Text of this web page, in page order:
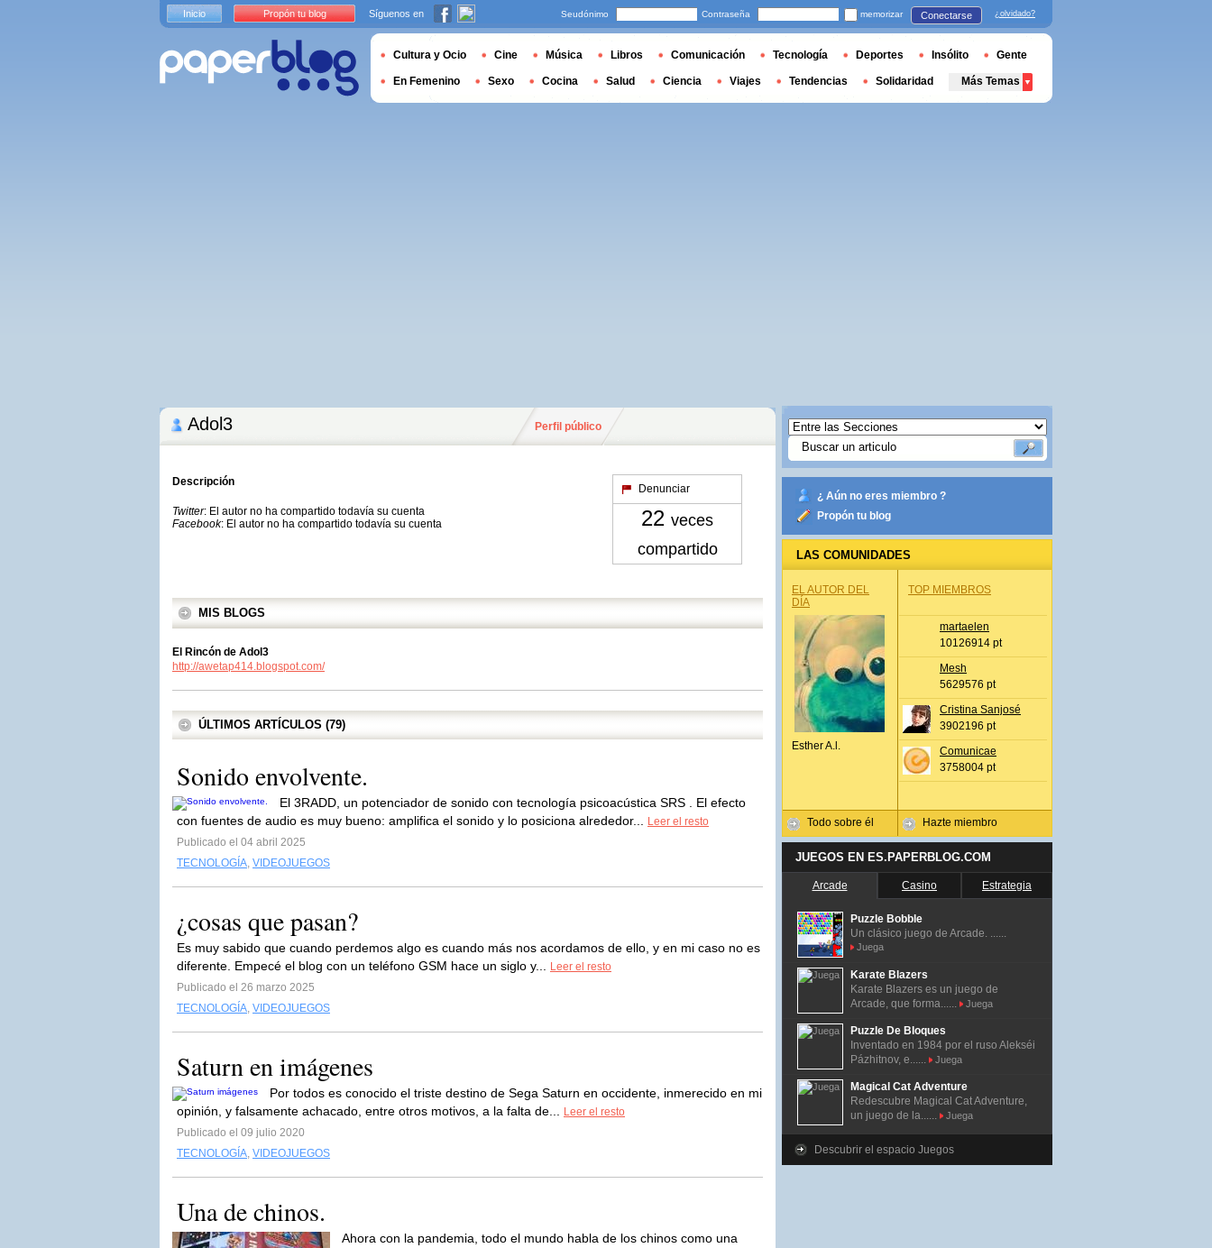
Adol3 Perfil público
Descripción
Twitter: El autor no ha compartido todavía su cuenta
Facebook: El autor no ha compartido todavía su cuenta
Denunciar
22 veces
compartido
MIS BLOGS
El Rincón de Adol3
http://awetap414.blogspot.com/
ÚLTIMOS ARTÍCULOS (79)
Sonido envolvente.
El 3RADD, un potenciador de sonido con tecnología psicoacústica SRS . El efecto
con fuentes de audio es muy bueno: amplifica el sonido y lo posiciona alrededor...
Leer el resto
Publicado el 04 abril 2025
TECNOLOGÍA, VIDEOJUEGOS
¿cosas que pasan?
Es muy sabido que cuando perdemos algo es cuando más nos acordamos de ello, y en mi caso no es
diferente. Empecé el blog con un teléfono GSM hace un siglo y...
Leer el resto
Publicado el 26 marzo 2025
TECNOLOGÍA, VIDEOJUEGOS
Saturn en imágenes
Por todos es conocido el triste destino de Sega Saturn en occidente, inmerecido en mi
opinión, y falsamente achacado, entre otros motivos, a la falta de...
Leer el resto
Publicado el 09 julio 2020
TECNOLOGÍA, VIDEOJUEGOS
Una de chinos.
Ahora con la pandemia, todo el mundo habla de los chinos como una
¿ Aún no eres miembro ?
Propón tu blog
LAS COMUNIDADES
EL AUTOR DEL
DÍA
Esther A.l.
Todo sobre él
TOP MIEMBROS
martaelen
10126914 pt
Mesh
5629576 pt
Cristina Sanjosé
3902196 pt
Comunicae
3758004 pt
Hazte miembro
JUEGOS EN ES.PAPERBLOG.COM
Arcade Casino Estrategia
Puzzle Bobble
Un clásico juego de Arcade. ......
Juega
Karate Blazers
Karate Blazers es un juego de
Arcade, que forma......
Juega
Puzzle De Bloques
Inventado en 1984 por el ruso Alekséi
Pázhitnov, e......
Juega
Magical Cat Adventure
Redescubre Magical Cat Adventure,
un juego de la......
Juega
Descubrir el espacio Juegos
Inicio Propón tu blog Síguenos en Seudónimo Contraseña memorizar Conectarse ¿olvidado?
Cultura y Ocio Cine Música Libros Comunicación Tecnología Deportes Insólito Gente
En Femenino Sexo Cocina Salud Ciencia Viajes Tendencias Solidaridad Más Temas